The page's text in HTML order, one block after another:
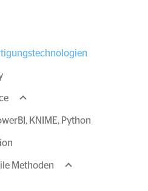
KNIME, Python
Methoden